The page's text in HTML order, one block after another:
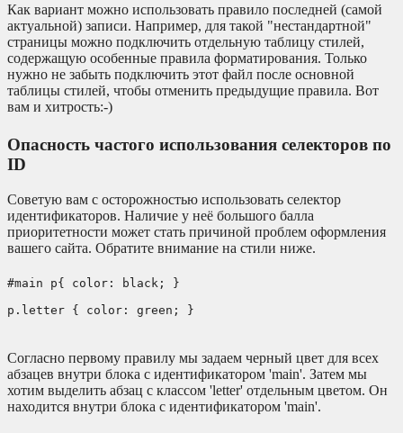
Как вариант можно использовать правило последней (самой
актуальной) записи. Например, для такой "нестандартной"
страницы можно подключить отдельную таблицу стилей,
содержащую особенные правила форматирования. Только
нужно не забыть подключить этот файл после основной
таблицы стилей, чтобы отменить предыдущие правила. Вот
вам и хитрость:-)
Опасность частого использования селекторов по
ID
Советую вам с осторожностью использовать селектор
идентификаторов. Наличие у неё большого балла
приоритетности может стать причиной проблем оформления
вашего сайта. Обратите внимание на стили ниже.
#main p{ color: black; }
p.letter { color: green; }
Согласно первому правилу мы задаем черный цвет для всех
абзацев внутри блока с идентификатором 'main'. Затем мы
хотим выделить абзац с классом 'letter' отдельным цветом. Он
находится внутри блока с идентификатором 'main'.